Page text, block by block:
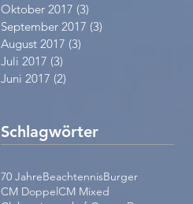
Oktober 2017 (3)
September 2017 (3)
August 2017 (3)
Juli 2017 (3)
Juni 2017 (2)
Schlagwörter
70 JahreBeachtennisBurger
CM DoppelCM Mixed